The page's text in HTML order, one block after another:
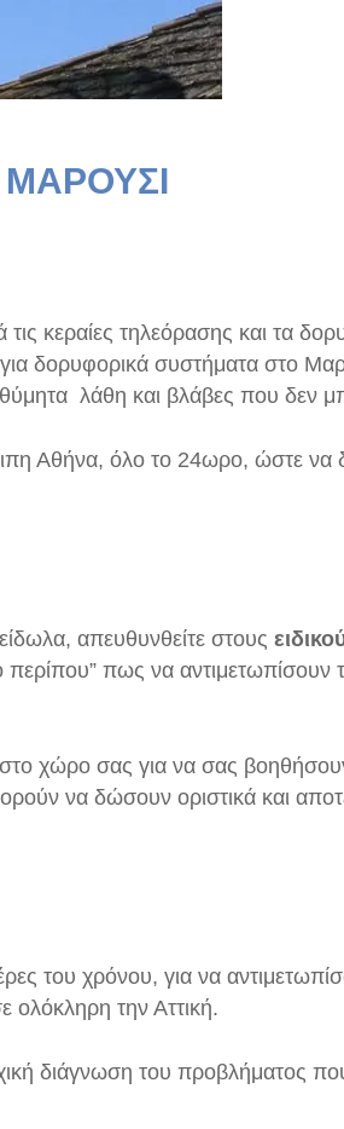
ΜΑΡΟΥΣΙ
κεραίες τηλεόρασης και τα
για δορυφορικά συστήματα στο
λάθη και βλάβες που δεν
Αθήνα, όλο το 24ωρο, ώστε
απευθυνθείτε στους
περίπου” πως να
χώρο σας για να σας
να δώσουν οριστικά και
του χρόνου, για να
ολόκληρη την Αττική.
διάγνωση του προβλήματος